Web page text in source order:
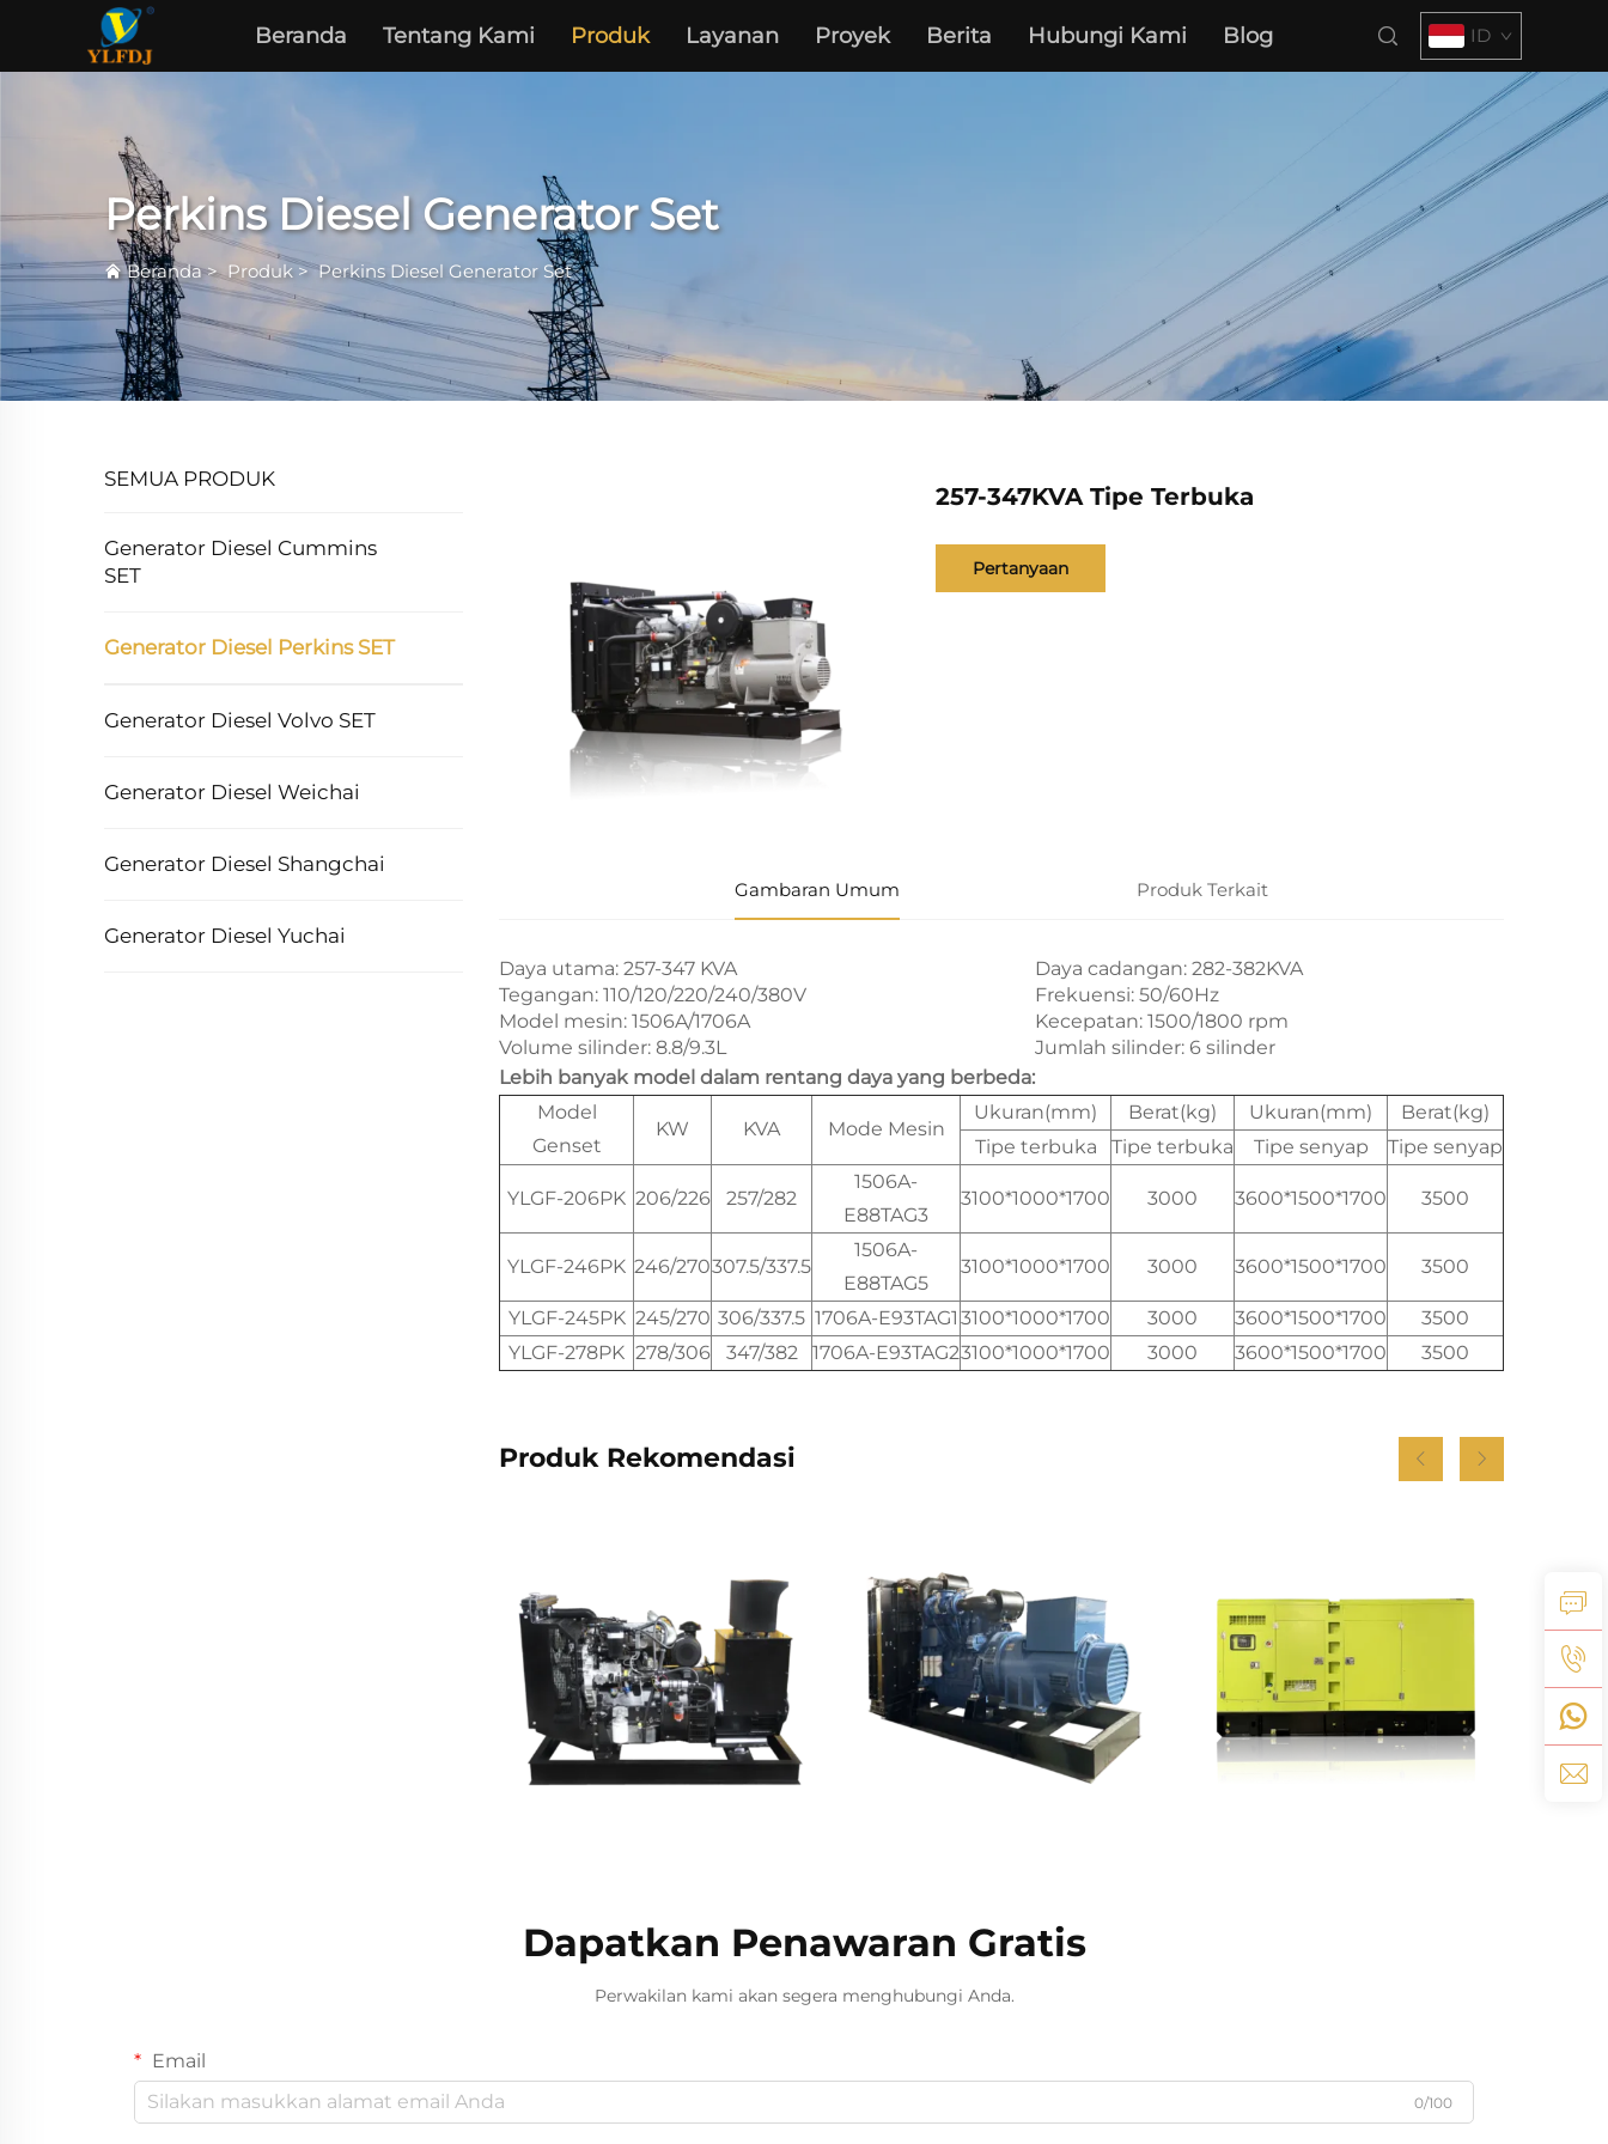
Beranda Tentang Kami Produk Layanan Proyek Berita Hubungi Kami Blog ID
Perkins Diesel Generator Set
Beranda> Produk>Perkins Diesel Generator Set
SEMUA PRODUK
Generator Diesel Cummins
SET
Generator Diesel Perkins SET
Generator Diesel Volvo SET
Generator Diesel Weichai
Generator Diesel Shangchai
Generator Diesel Yuchai
257-347KVA Tipe Terbuka
Pertanyaan
Gambaran Umum Produk Terkait
Daya utama: 257-347 KVA
Daya cadangan: 282-382KVA
Tegangan: 110/120/220/240/380V
Frekuensi: 50/60Hz
Model mesin: 1506A/1706A
Kecepatan: 1500/1800 rpm
Volume silinder: 8.8/9.3L
Jumlah silinder: 6 silinder
Lebih banyak model dalam rentang daya yang berbeda:
Model
Genset
KW KVA Mode Mesin
Ukuran(mm) Berat(kg) Ukuran(mm)
Berat(kg)
Tipe terbuka
Tipe terbuka Tipe senyap Tipe senyap
YLGF-206PK 206/226 257/282
1506A-
E88TAG3
3100*1000*1700 3000 3600*1500*1700 3500
YLGF-246PK 246/270307.5/337.5
1506A-
E88TAG5
3100*1000*1700 3000 3600*1500*1700 3500
YLGF-245PK 245/270 306/337.5 1706A-E93TAG1 3100*1000*1700 3000 3600*1500*1700
3500
YLGF-278PK 278/306 347/382 1706A-E93TAG23100*1000*1700 3000 3600*1500*1700 3500
Produk Rekomendasi
Dapatkan Penawaran Gratis
Perwakilan kami akan segera menghubungi Anda.
Email
0/100